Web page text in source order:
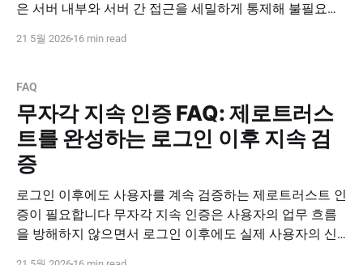
은 서버 내부와 서버 간 접근을 세밀하게 통제해 불필요한
입니다. 사용자 인증과 서버 단위 접근 통제를 함께 적용해
21 5월 2026 16 min read
FAQ
무자각 지속 인증 FAQ: 제로트러스
트를 완성하는 로그인 이후 지속 검
증
로그인 이후에도 사용자를 계속 검증하는 제로트러스트 인
증이 필요합니다 무자각 지속 인증은 사용자의 업무 흐름
을 방해하지 않으면서 로그인 이후에도 실제 사용자의 신